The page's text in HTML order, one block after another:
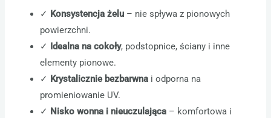
✓ Konsystencja żelu – nie spływa z pionowych
powierzchni.
✓ Idealna na cokoły, podstopnice, ściany i inne
elementy pionowe.
✓ Krystalicznie bezbarwna i odporna na
promieniowanie UV.
✓ Nisko wonna i nieuczulająca – komfortowa i